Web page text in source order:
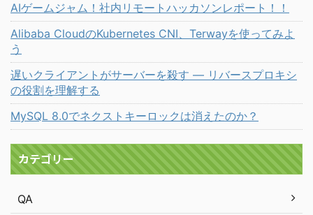
AIゲームジャム！社内リモートハッカソンレポート！！
Alibaba CloudのKubernetes CNI、Terwayを使ってみよ
う
遅いクライアントがサーバーを殺す ― リバースプロキシ
の役割を理解する
MySQL 8.0でネクストキーロックは消えたのか？
カテゴリー
QA